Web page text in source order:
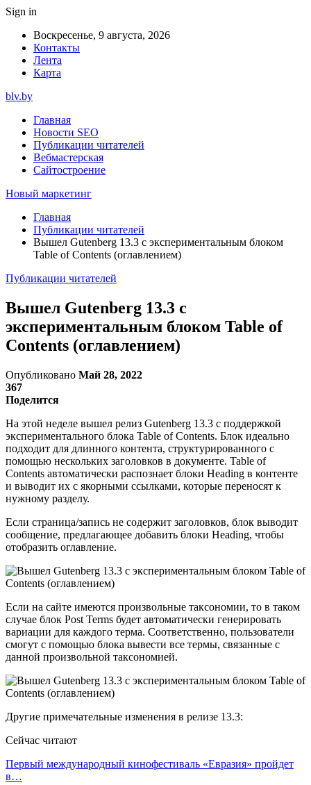
Sign in
Воскресенье, 9 августа, 2026
Контакты
Лента
Карта
blv.by
Главная
Новости SEO
Публикации читателей
Вебмастерская
Сайтостроение
Новый маркетинг
Главная
Публикации читателей
Вышел Gutenberg 13.3 с экспериментальным блоком
Table of Contents (оглавлением)
Публикации читателей
Вышел Gutenberg 13.3 с
экспериментальным блоком Table of
Contents (оглавлением)
Опубликовано Май 28, 2022
367
Поделится
На этой неделе вышел релиз Gutenberg 13.3 с поддержкой
экспериментального блока Table of Contents. Блок идеально
подходит для длинного контента, структурированного с
помощью нескольких заголовков в документе. Table of
Contents автоматически распознает блоки Heading в контенте
и выводит их с якорными ссылками, которые переносят к
нужному разделу.
Если страница/запись не содержит заголовков, блок выводит
сообщение, предлагающее добавить блоки Heading, чтобы
отобразить оглавление.
Если на сайте имеются произвольные таксономии, то в таком
случае блок Post Terms будет автоматически генерировать
вариации для каждого терма. Соответственно, пользователи
смогут с помощью блока вывести все термы, связанные с
данной произвольной таксономией.
Другие примечательные изменения в релизе 13.3:
Сейчас читают
Первый международный кинофестиваль «Евразия» пройдет
в…